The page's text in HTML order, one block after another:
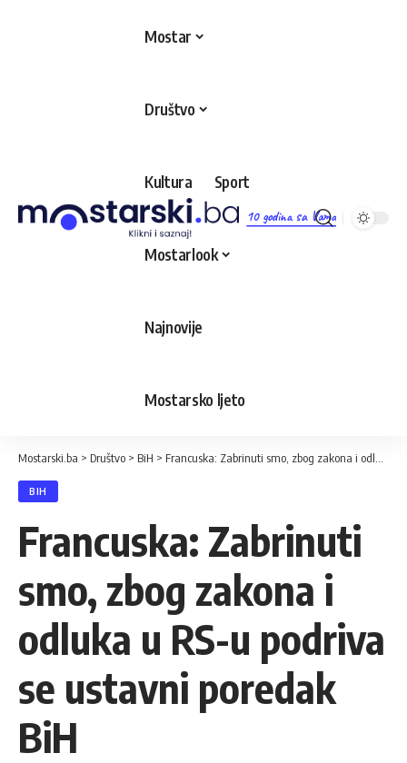
10 godina sa Vama
Mostar
Društvo
Kultura Sport
Mostarlook
Najnovije
Mostarsko ljeto
Mostarski.ba > Društvo > BiH > Francuska: Zabrinuti smo, zbog zakona i odluka u RS-u podriva se ustavni poredak BiH
BIH
Francuska: Zabrinuti
smo, zbog zakona i
odluka u RS-u podriva
se ustavni poredak
BiH